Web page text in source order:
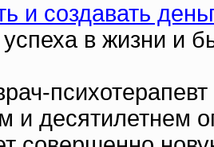
и создавать
в жизни и
и десятилетнем